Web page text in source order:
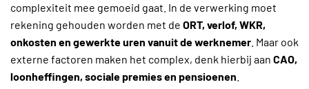
complexiteit mee gemoeid gaat. In de verwerking moet
rekening gehouden worden met de ORT, verlof, WKR,
onkosten en gewerkte uren vanuit de werknemer . Maar ook
externe factoren maken het complex, denk hierbij aan CAO,
loonheffingen, sociale premies en pensioenen